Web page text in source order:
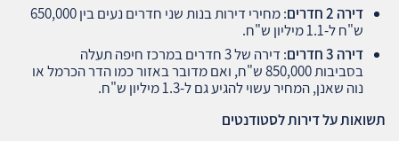
דירה 2 חדרים
: מחירי דירות בנות שני חדרים נעים בין 650,000
ש"ח ל-1.1 מיליון ש"ח.
דירה 3 חדרים
: דירה של 3 חדרים במרכז חיפה תעלה
בסביבות 850,000 ש"ח, ואם מדובר באזור כמו הדר הכרמל או
נוה שאנן, המחיר עשוי להגיע גם ל-1.3 מיליון ש"ח.
תשואות על דירות לסטודנטים